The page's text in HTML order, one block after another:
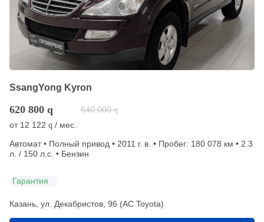
SsangYong Kyron
620 800 q 640 000 q
от 12 122 q / мес.
Автомат • Полный привод • 2011 г. в. • Пробег: 180 078 км • 2.3
л. / 150 л.с. • Бензин
Гарантия
Казань, ул. Декабристов, 96 (АС Toyota)